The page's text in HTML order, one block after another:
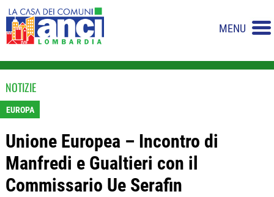
MENU
NOTIZIE
EUROPA
Unione Europea – Incontro di
Manfredi e Gualtieri con il
Commissario Ue Serafin